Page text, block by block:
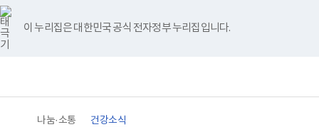
바
로
가
기
메
이 누리집은 대한민국 공식 전자정부 누리집입니다.
너
비
767px
이
하
영
홈
나눔·소통 건강소식
유
튜
브
블
로
그
인
스
타
그
램
페
이
스
북